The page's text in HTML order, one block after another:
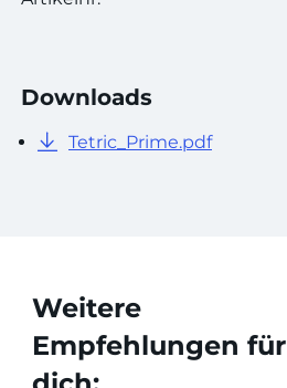
Downloads
Tetric_Prime.pdf
Weitere
Empfehlungen für